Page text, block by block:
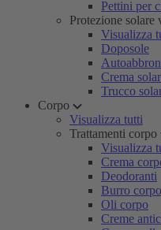
Pettini per
Protezione solare
Visualizza
Doposole
Crema
Trucco
Corpo
Visualizza tutti
Trattamenti corpo
Visualizza
Crema
Deodoranti
Burro corpo
Oli corpo
Creme